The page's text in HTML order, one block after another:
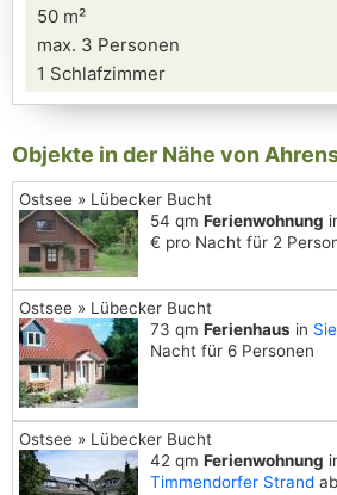
50 m²
max. 3 Personen
1 Schlafzimmer
Objekte in der Nähe von
Ostsee » Lübecker Bucht
54 qm Ferienwohnung
€ pro Nacht für 2
Ostsee » Lübecker Bucht
73 qm Ferienhaus in
Nacht für 6 Personen
Ostsee » Lübecker Bucht
42 qm Ferienwohnung
Timmendorfer Strand